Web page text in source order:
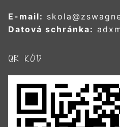
E-mail:
Datová schránka:
QR KÓD